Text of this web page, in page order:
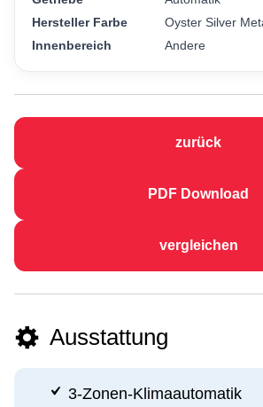
Hersteller Farbe
Oyster Silver
Innenbereich
Andere
zurück
PDF Download
vergleichen
Ausstattung
3-Zonen-Klimaautomatik